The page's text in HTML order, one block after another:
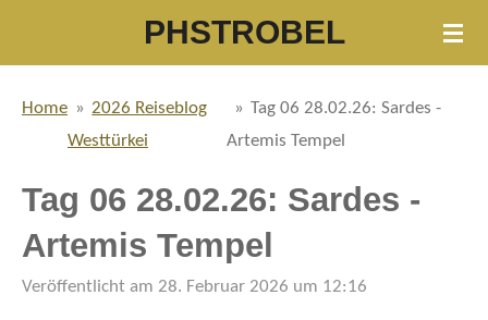
PHSTROBEL
Home » 2026 Reiseblog
Westtürkei
»
Tag 06 28.02.26: Sardes -
Artemis Tempel
Tag 06 28.02.26: Sardes -
Artemis Tempel
Veröffentlicht am 28. Februar 2026 um 12:16